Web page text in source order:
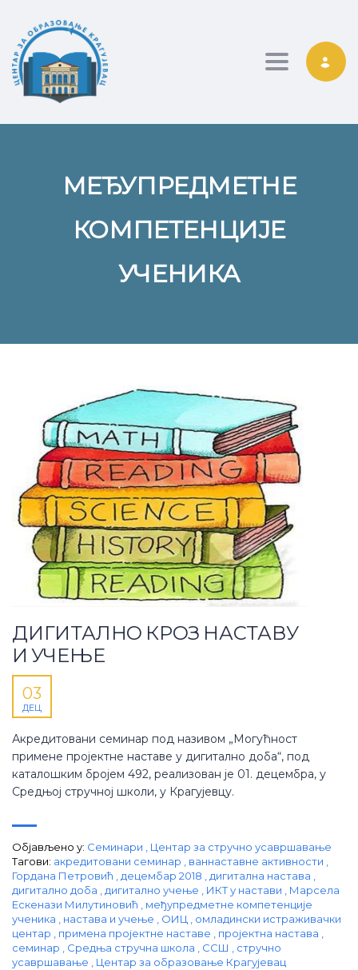
Toggle
МЕЂУПРЕДМЕТНЕ
КОМПЕТЕНЦИЈЕ
УЧЕНИКА
ДИГИТАЛНО КРОЗ НАСТАВУ
И УЧЕЊЕ
03
ДЕЦ
Акредитовани семинар под називом „Могућност
примене пројектне наставе у дигитално доба“, под
каталошким бројем 492, реализован је 01. децембра, у
Средњој стручној школи, у Крагујевцу.
Објављено у: Семинари
Центар за стручно усавршавање
Тагови: aкредитовани семинар ваннаставне активности
Гордана Петровић
децембар 2018 дигитална настава
дигитално доба
дигитално учење ИКТ у настави
Марсела
Ескенази Милутиновић
међупредметне компетенције
ученика
настава и учење ОИЦ
омладински истраживачки
центар
примена пројектне наставе пројектна настава
семинар
Средња стручна школа ССШ
стручно
усавршавање
Центар за образовање Крагујевац